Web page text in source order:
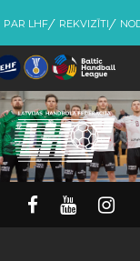
PAR LHF REKVIZĪTI